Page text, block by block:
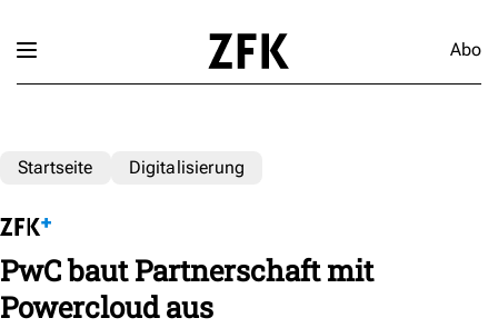
Abo
Startseite Digitalisierung
PwC baut Partnerschaft mit
Powercloud aus